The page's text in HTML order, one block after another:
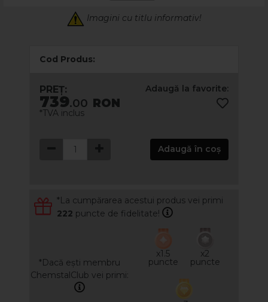
Imagini cu titlu informativ!
Cod Produs:
Adaugă la favorite:
PREȚ:
739.00 RON
*TVA inclus
Adaugă în coș
*La cumpărarea acestui produs vei primi
222 puncte de fidelitate!
*Dacă ești membru
ChemstalClub vei primi:
x1.5
puncte
x2
puncte